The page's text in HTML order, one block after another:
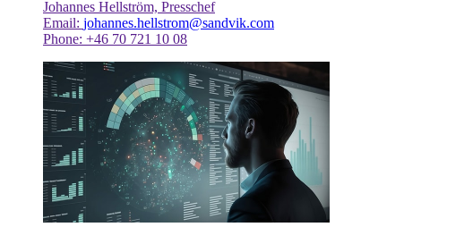
Johannes Hellström, Presschef
Email: johannes.hellstrom@sandvik.com
Phone: +46 70 721 10 08